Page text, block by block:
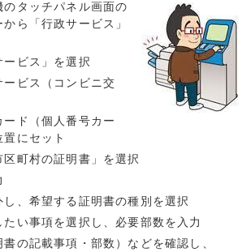
のタッチパネル画面の
ら「行政サービス」
ービス」を選択
ービス（コンビニ交
ード（個人番号カー
置にセット
区町村の証明書」を選択
し、希望する証明書の種別を選択
い事項を選択し、必要部数を入力
の記載事項・部数）などを確認し、